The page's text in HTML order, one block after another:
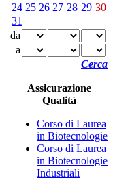
24 25 26 27 28 29 30
31
da
a
Cerca
Assicurazione
Qualità
Corso di Laurea
in Biotecnologie
Corso di Laurea
in Biotecnologie
Industriali